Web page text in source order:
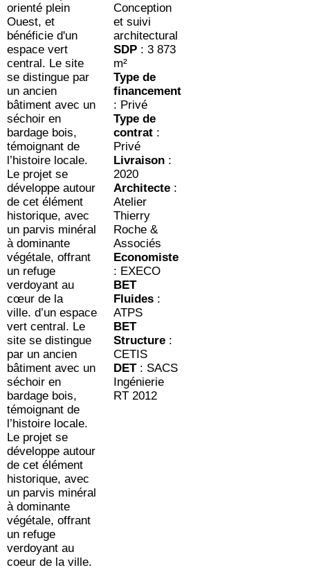
orienté plein
Ouest, et
bénéficie d'un
espace vert
central. Le site
se distingue par
un ancien
bâtiment avec un
séchoir en
bardage bois,
témoignant de
l’histoire locale.
Le projet se
développe autour
de cet élément
historique, avec
un parvis minéral
à dominante
végétale, offrant
un refuge
verdoyant au
cœur de la
ville. d’un espace
vert central. Le
site se distingue
par un ancien
bâtiment avec un
séchoir en
bardage bois,
témoignant de
l’histoire locale.
Le projet se
développe autour
de cet élément
historique, avec
un parvis minéral
à dominante
végétale, offrant
un refuge
verdoyant au
coeur de la ville.
Conception
et suivi
architectural​​​​​​​
SDP : 3 873
m²
Type de
financement
: Privé
Type de
contrat :
Privé
Livraison :
2020
Architecte :
Atelier
Thierry
Roche &
Associés
Economiste
: EXECO
BET
Fluides :
ATPS
BET
Structure :
CETIS
DET: SACS
Ingénierie
RT 2012